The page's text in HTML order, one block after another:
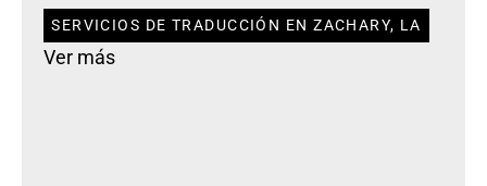
SERVICIOS DE TRADUCCIÓN EN ZACHARY, LA
Ver más